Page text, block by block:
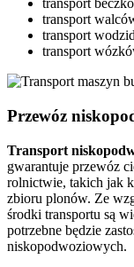
transport
transport
transport
transport
Przewóz
Transport
gwarantuje przewóz
rolnictwie, takich jak
zbioru plonów. Ze
środki transportu są
potrzebne będzie
niskopodwoziowych.